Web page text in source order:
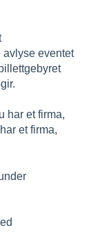
avlyse eventet
har et firma,
et firma,